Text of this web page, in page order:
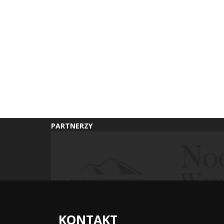
PARTNERZY
KONTAKT